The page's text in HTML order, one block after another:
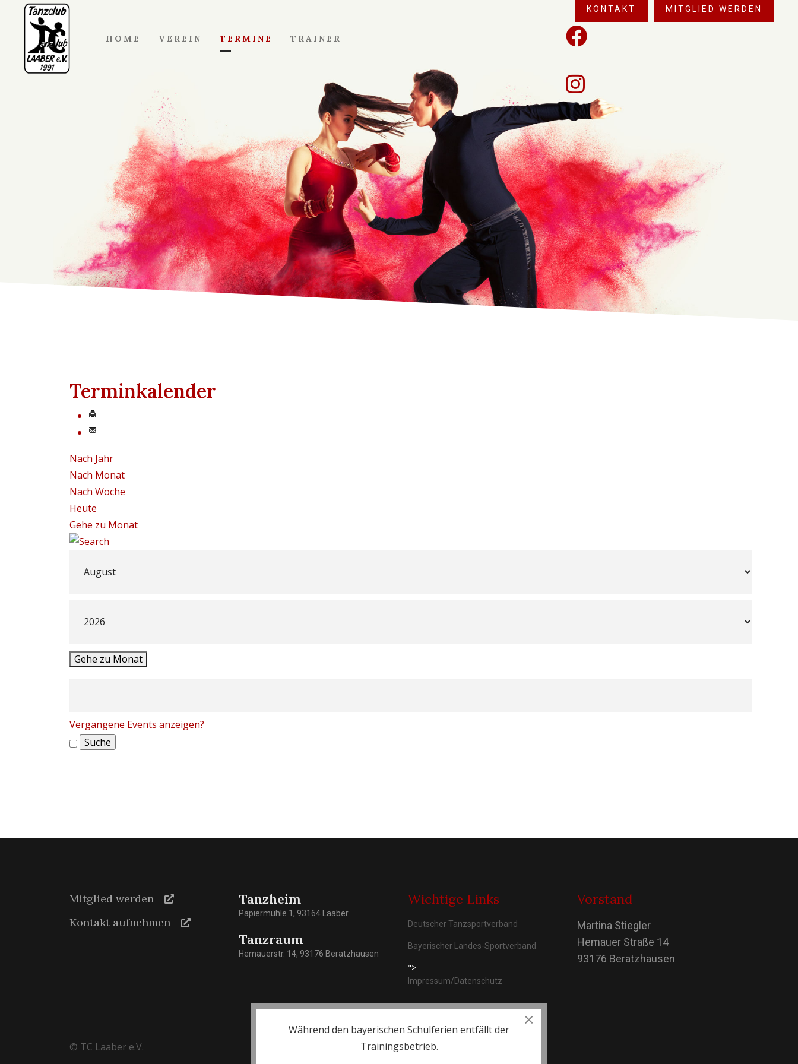
KONTAKT MITGLIED WERDEN
HOME VEREIN TERMINE TRAINER
Terminkalender
Nach Jahr
Nach Monat
Nach Woche
Heute
Gehe zu Monat
Gehe zu Monat
Vergangene Events anzeigen?
Mitglied werden
Kontakt aufnehmen
Tanzheim
Papiermühle 1, 93164 Laaber
Tanzraum
Hemauerstr. 14, 93176 Beratzhausen
Wichtige Links
Deutscher Tanzsportverband
Bayerischer Landes-Sportverband
">
Impressum/Datenschutz
Vorstand
Martina Stiegler
Hemauer Straße 14
93176 Beratzhausen
© TC Laaber e.V.
×
Während den bayerischen Schulferien entfällt der
Trainingsbetrieb.